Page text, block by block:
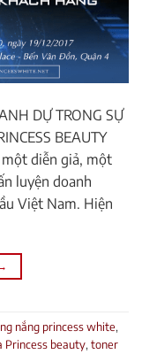
DỰ TRONG SỰ
BEAUTY
diễn giả, một
luyện doanh
Việt Nam. Hiện
nắng princess white,
Princess beauty,toner